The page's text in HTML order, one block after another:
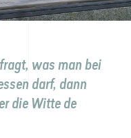
was man bei
darf, dann
die Witte de